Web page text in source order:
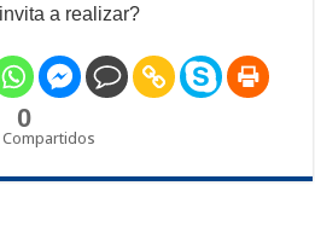
a realizar?
0
Compartidos